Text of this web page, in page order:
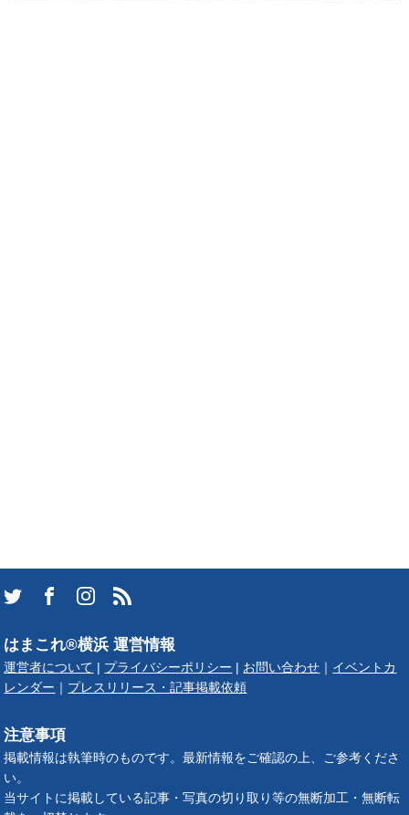
はまこれ®横浜 運営情報
運営者について プライバシーポリシー お問い合わせ
イベントカ
レンダー
プレスリリース・記事掲載依頼
注意事項
掲載情報は執筆時のものです。最新情報をご確認の上、ご参考くださ
い。
当サイトに掲載している記事・写真の切り取り等の無断加工・無断転